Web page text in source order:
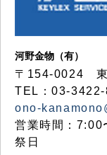
河野金物（有）
〒154-0024 東
TEL：03-
ono-
営業時間：7:00
祭日